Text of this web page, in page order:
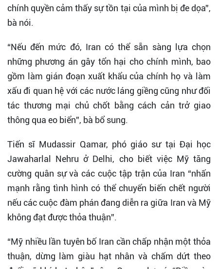
chính quyền cảm thấy sự tồn tại của mình bị đe dọa”,
bà nói.
“Nếu đến mức đó, Iran có thể sẵn sàng lựa chọn
những phương án gây tổn hại cho chính mình, bao
gồm làm gián đoạn xuất khẩu của chính họ và làm
xấu đi quan hệ với các nước láng giềng cũng như đối
tác thương mại chủ chốt bằng cách cản trở giao
thông qua eo biển”, bà bổ sung.
Tiến sĩ Mudassir Qamar, phó giáo sư tại Đại học
Jawaharlal Nehru ở Delhi, cho biết việc Mỹ tăng
cường quân sự và các cuộc tập trận của Iran “nhấn
mạnh rằng tình hình có thể chuyển biến chết người
nếu các cuộc đàm phán đang diễn ra giữa Iran và Mỹ
không đạt được thỏa thuận”.
“Mỹ nhiều lần tuyên bố Iran cần chấp nhận một thỏa
thuận, dừng làm giàu hạt nhân và chấm dứt theo